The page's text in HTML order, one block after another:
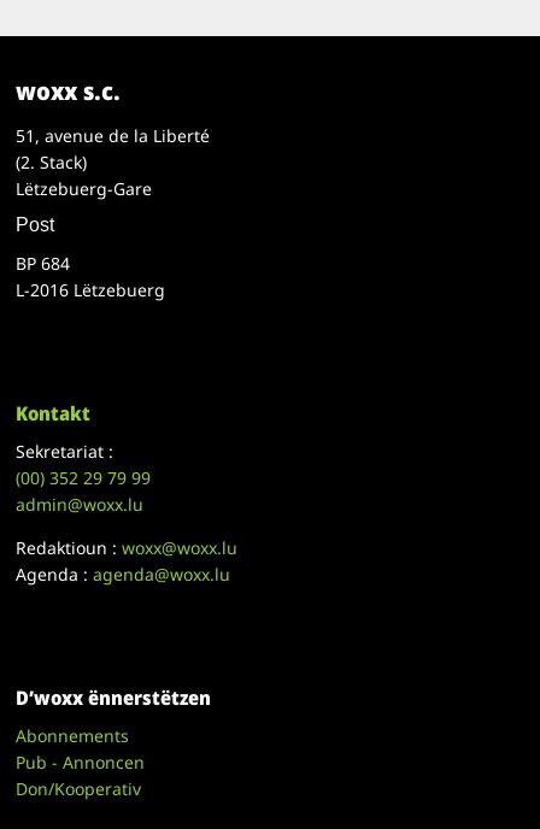
woxx s.c.
51, avenue de la Liberté
(2. Stack)
Lëtzebuerg-Gare
Post
BP 684
L-2016 Lëtzebuerg
Kontakt
Sekretariat :
(00)352 29 79 99
admin@woxx.lu
Redaktioun :woxx@woxx.lu
Agenda :agenda@woxx.lu
D’woxx ënnerstëtzen
Abonnements
Pub - Annoncen
Don/Kooperativ